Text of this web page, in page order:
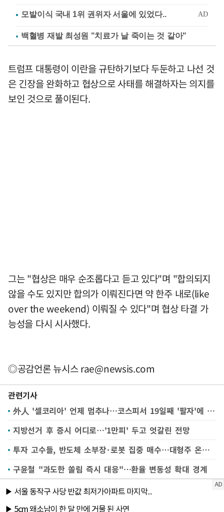
백혈병 재발 최성원 "치료가 날 죽이는 것 같아"
트럼프 대통령이 이란을 규탄하기보다 두둔하고 나선 것
은 긴장을 완화하고 협상으로 사태를 해결하자는 의지를
보인 것으로 풀이된다.
그는 "협상은 매우 순조롭다고 듣고 있다"며 "합의되지
않을 수도 있지만 합의가 이뤄진다면 약 한주 내로(like
over the weekend) 이뤄질 수 있다"며 협상 타결 가
능성을 다시 시사했다.
◎공감언론 뉴시스rae@newsis.com
관련기사
外人 '셀코리아' 언제 멈추나…코스피서 19일째 '팔자'에 66조 순매도(종합)
지방선거 후 증시 어디로…'1만피' 두고 엇갈린 전망
투자 고수들, 반도체 소부장·로봇 집중 매수…대형주 온기에 소부장 몸값 껑충
구윤철 "과도한 쏠림 즉시 대응"…환율 변동성 확대 경계